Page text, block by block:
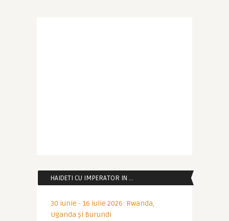
HAIDETI CU IMPERATOR IN …
30 iunie - 16 iulie 2026: Rwanda,
Uganda și Burundi